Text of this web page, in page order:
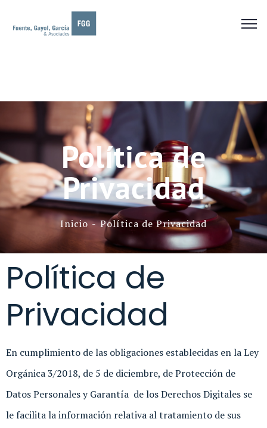
Política de
Privacidad
Inicio Política de Privacidad
Política de
Privacidad
En cumplimiento de las obligaciones establecidas en la Ley
Orgánica 3/2018, de 5 de diciembre, de Protección de
Datos Personales y Garantía de los Derechos Digitales se
le facilita la información relativa al tratamiento de sus